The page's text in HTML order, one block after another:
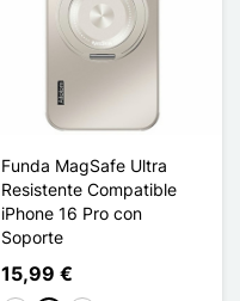
Funda MagSafe Ultra
Resistente Compatible
iPhone 16 Pro con
Soporte
15,99 €